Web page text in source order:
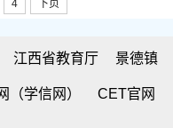
4 下页
江西省教育厅 景德镇
（学信网） CET官网